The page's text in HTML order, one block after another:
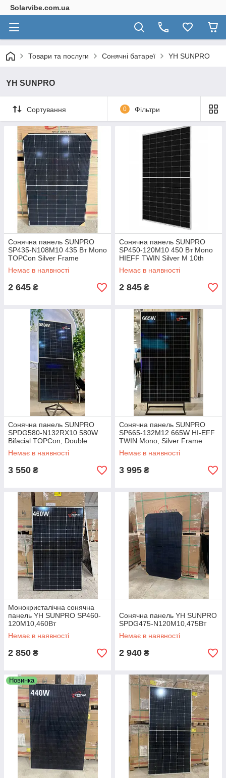
Solarvibe.com.ua
Товари та послуги Сонячні батареї YH SUNPRO
YH SUNPRO
Сортування 0 Фільтри
Сонячна панель SUNPRO
SP435-N108M10 435 Вт Mono
TOPCon Silver Frame
Немає в наявності
2 645 ₴
Сонячна панель SUNPRO
SP450-120M10 450 Вт Mono
HIEFF TWIN Silver M 10th
GEN
Немає в наявності
2 845 ₴
Сонячна панель SUNPRO
SPDG580-N132RX10 580W
Bifacial TOPCon, Double
Glass, Silver Frame
Немає в наявності
3 550 ₴
Сонячна панель SUNPRO
SP665-132M12 665W HI-EFF
TWIN Mono, Silver Frame
Немає в наявності
3 995 ₴
Монокристалічна сонячна
панель YH SUNPRO SP460-
120M10,460Вт
Немає в наявності
2 850 ₴
Сонячна панель YH SUNPRO
SPDG475-N120M10,475Вт
Немає в наявності
2 940 ₴
Новинка